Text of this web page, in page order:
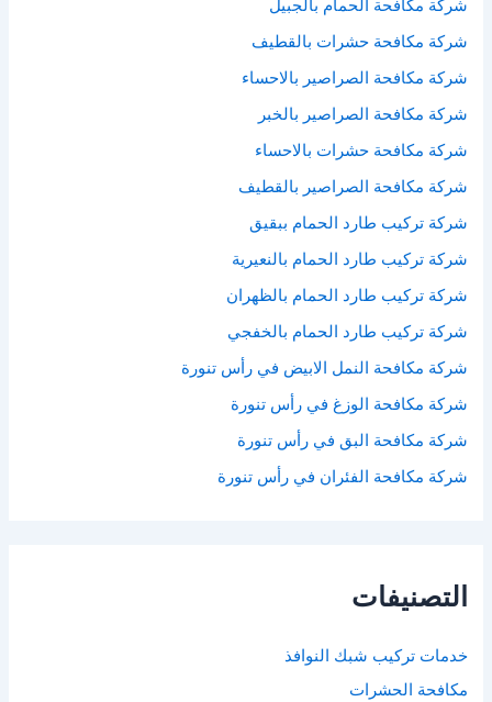
شركة مكافحة الحمام بالجبيل
شركة مكافحة حشرات بالقطيف
شركة مكافحة الصراصير بالاحساء
شركة مكافحة الصراصير بالخبر
شركة مكافحة حشرات بالاحساء
شركة مكافحة الصراصير بالقطيف
شركة تركيب طارد الحمام ببقيق
شركة تركيب طارد الحمام بالنعيرية
شركة تركيب طارد الحمام بالظهران
شركة تركيب طارد الحمام بالخفجي
شركة مكافحة النمل الابيض في رأس تنورة
شركة مكافحة الوزغ في رأس تنورة
شركة مكافحة البق في رأس تنورة
شركة مكافحة الفئران في رأس تنورة
التصنيفات
خدمات تركيب شبك النوافذ
مكافحة الحشرات